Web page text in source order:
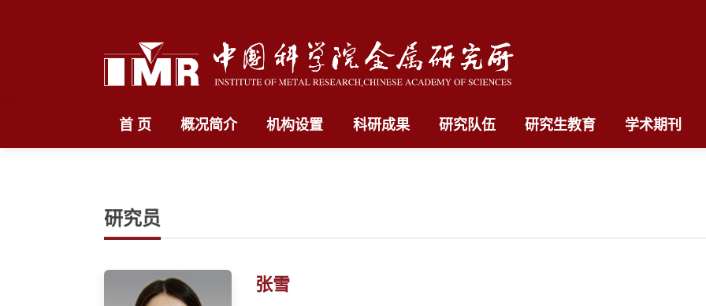
首 页 概况简介 机构设置 科研成果 研究队伍 研究生教育 学术期刊
研究员
张雪